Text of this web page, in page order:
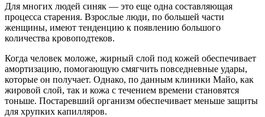
Для многих людей синяк — это еще одна составляющая
процесса старения. Взрослые люди, по большей части
женщины, имеют тенденцию к появлению большого
количества кровоподтеков.
Когда человек моложе, жирный слой под кожей обеспечивает
амортизацию, помогающую смягчить повседневные удары,
которые он получает. Однако, по данным клиники Майо, как
жировой слой, так и кожа с течением времени становятся
тоньше. Постаревший организм обеспечивает меньше защиты
для хрупких капилляров.